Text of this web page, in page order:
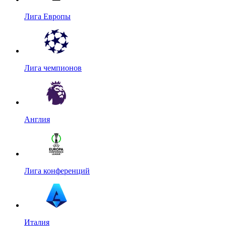
Лига Европы
Лига чемпионов
Англия
Лига конференций
Италия